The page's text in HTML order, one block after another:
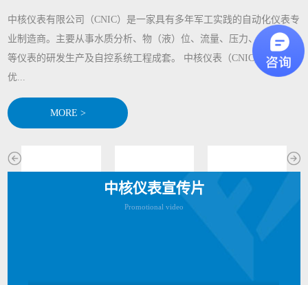
中核仪表有限公司（CNIC）是一家具有多年军工实践的自动化仪表专
业制造商。主要从事水质分析、物（液）位、流量、压力、显示记录
等仪表的研发生产及自控系统工程成套。 中核仪表（CNIC)通过整合
优...
MORE >
中核仪表宣传片
Promotional video